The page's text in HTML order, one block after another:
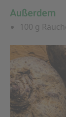
Außerdem
100 g